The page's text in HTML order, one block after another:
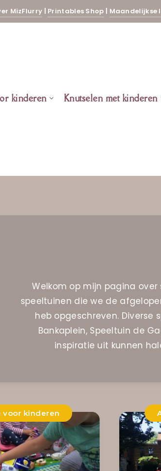
MizFlurry | Printables Shop | Maandelijkse
kinderen Knutselen met kinderen
Welkom op mijn pagina
speeltuinen die we de
heb opgeschreven. Diverse
Bankaplein, Speeltuin de
inspiratie uit kunnen
kinderen